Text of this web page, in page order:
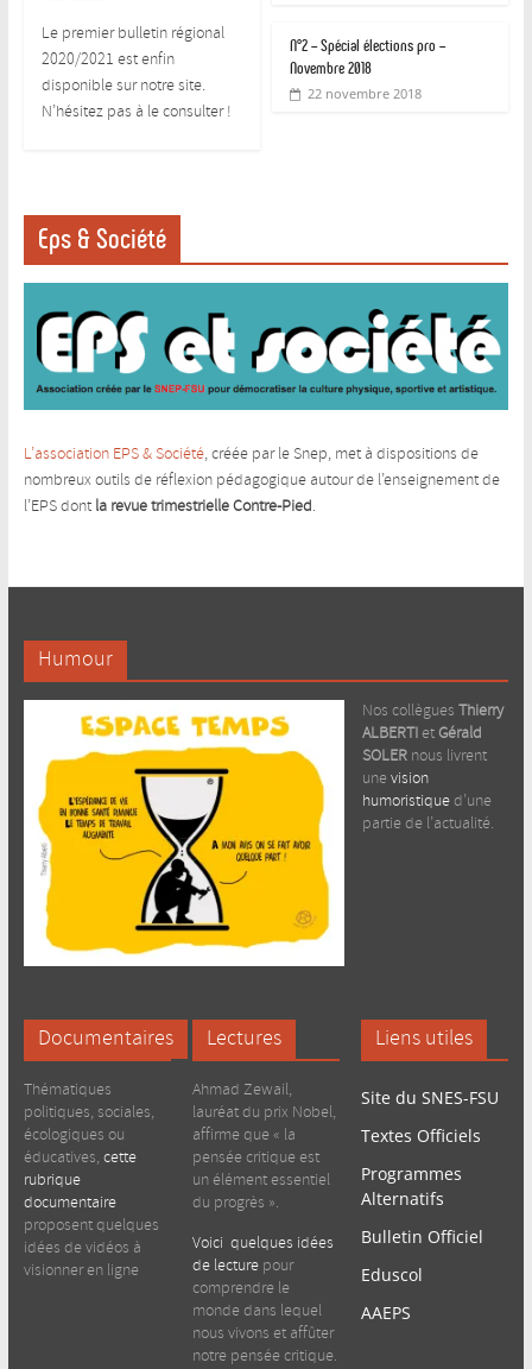
Le premier bulletin régional
2020/2021 est enfin
disponible sur notre site.
N’hésitez pas à le consulter !
N°2 – Spécial élections pro –
Novembre 2018
22 novembre 2018
Eps & Société
L’association EPS & Société, créée par le Snep, met à dispositions de
nombreux outils de réflexion pédagogique autour de l’enseignement de
l’EPS dont la revue trimestrielle Contre-Pied.
Humour
Nos collègues Thierry
ALBERTIet Gérald
SOLER nous livrent
une vision
humoristiqued’une
partie de l’actualité.
Documentaires
Thématiques
politiques, sociales,
écologiques ou
éducatives, cette
rubrique
documentaire
proposent quelques
idées de vidéos à
visionner en ligne
Lectures
Ahmad Zewail,
lauréat du prix Nobel,
affirme que « la
pensée critique est
un élément essentiel
du progrès ».
Voici quelques idées
de lecture pour
comprendre le
monde dans lequel
nous vivons et affûter
notre pensée critique.
Liens utiles
Site du SNES-FSU
Textes Officiels
Programmes
Alternatifs
Bulletin Officiel
Eduscol
AAEPS